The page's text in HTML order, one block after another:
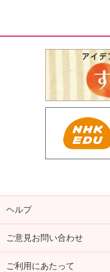
ヘルプ
ご意見お問い合わせ
ご利用にあたって